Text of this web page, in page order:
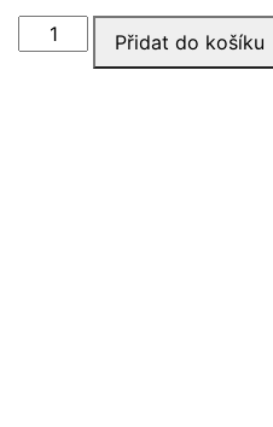
Chránič
těla
Přidat do košíku